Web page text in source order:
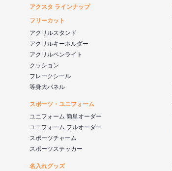
アクスタ ラインナップ
フリーカット
アクリルスタンド
アクリルキーホルダー
アクリルペンライト
クッション
フレークシール
等身大パネル
スポーツ・ユニフォーム
ユニフォーム 簡単オーダー
ユニフォーム フルオーダー
スポーツチャーム
スポーツステッカー
名入れグッズ